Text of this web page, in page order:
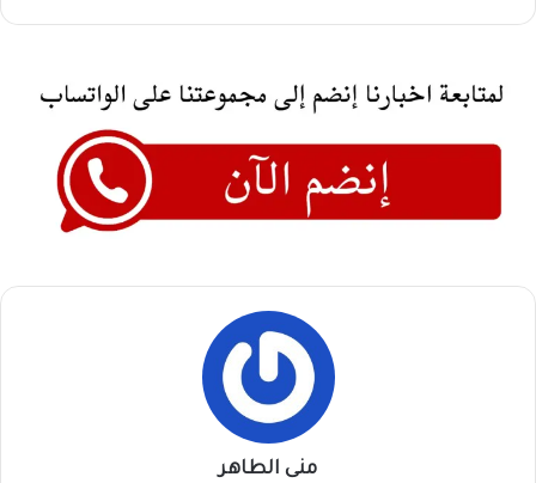
منى الطاهر